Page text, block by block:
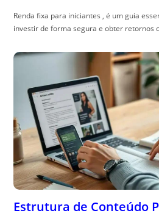
Renda fixa para iniciantes , é um guia
investir de forma segura e obter retornos
Estrutura de Conteúdo